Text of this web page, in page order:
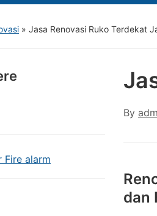
» Jasa Renovasi Ruko Terdekat
Fire alarm
By
dan